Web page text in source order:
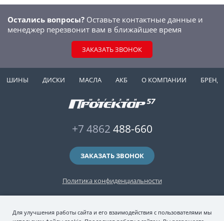
Остались вопросы? Оставьте контактные данные и
менеджер перезвонит вам в ближайшее время
ЗАКАЗАТЬ ЗВОНОК
ШИНЫ ДИСКИ МАСЛА АКБ О КОМПАНИИ
Политика конфиденциальности
+7 4862 488-660
ЗАКАЗАТЬ ЗВОНОК
2006-2026 © интернет-магазин "Протектор 57" — автомобильные шины
(зимние и летние шины), колесные диски, шиномонтаж и хранение шин.
Для улучшения работы сайта и его взаимодействия с пользователями мы